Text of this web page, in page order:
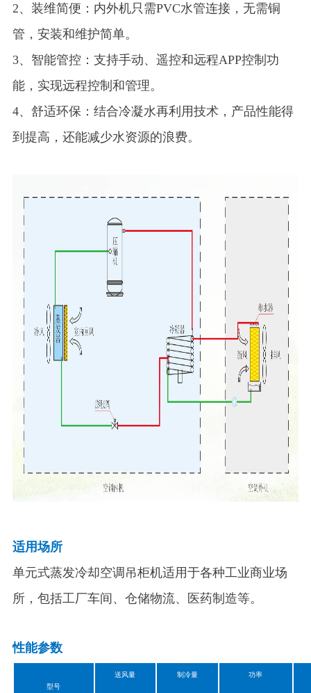
2、装维简便‌：内外机只需PVC水管连接，无需铜
管，安装和维护简单。
3、智能管控‌：支持手动、遥控和远程APP控制功
能，实现远程控制和管理。
4、舒适环保：结合冷凝水再利用技术，产品性能得
到提高，还能减少水资源的浪费。
适用场所
单元式蒸发冷却空调吊柜机适用于各种工业商业场
所，包括工厂车间、仓储物流、医药制造等。
性能参数
型号
送风量 制冷量 功率